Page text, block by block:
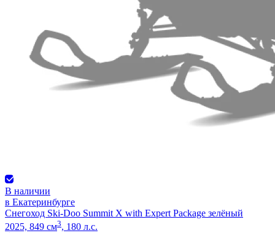
В наличии
в Екатеринбурге
Снегоход Ski-Doo Summit X with Expert Package зелёный
2025, 849 см3, 180 л.с.